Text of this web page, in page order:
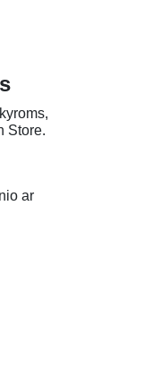
Store.
ar